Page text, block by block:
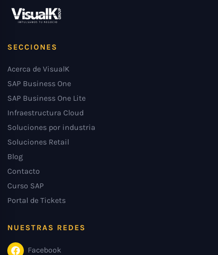
SECCIONES
Acerca de VisualK
SAP Business One
SAP Business One Lite
Infraestructura Cloud
Soluciones por industria
Soluciones Retail
Blog
Contacto
Curso SAP
Portal de Tickets
NUESTRAS REDES
Facebook